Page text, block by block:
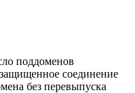
поддоменов
соединение
без перевыпуска